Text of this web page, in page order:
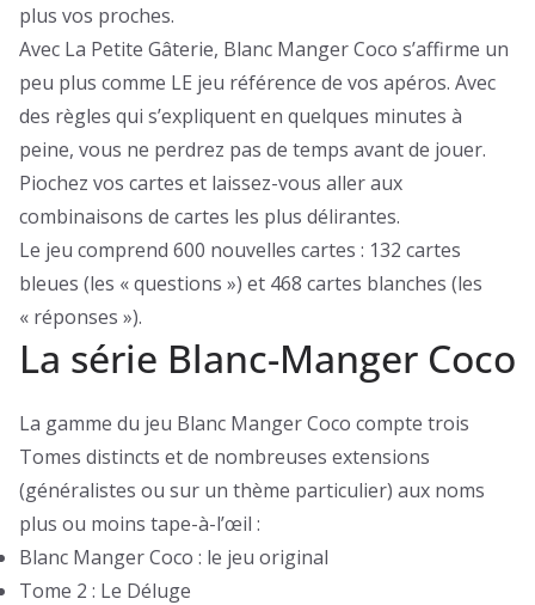
plus vos proches.
Avec La Petite Gâterie, Blanc Manger Coco s’affirme un
peu plus comme LE jeu référence de vos apéros. Avec
des règles qui s’expliquent en quelques minutes à
peine, vous ne perdrez pas de temps avant de jouer.
Piochez vos cartes et laissez-vous aller aux
combinaisons de cartes les plus délirantes.
Le jeu comprend 600 nouvelles cartes : 132 cartes
bleues (les « questions ») et 468 cartes blanches (les
« réponses »).
La série Blanc-Manger Coco
La gamme du jeu Blanc Manger Coco compte trois
Tomes distincts et de nombreuses extensions
(généralistes ou sur un thème particulier) aux noms
plus ou moins tape-à-l’œil :
Blanc Manger Coco : le jeu original
Tome 2 : Le Déluge